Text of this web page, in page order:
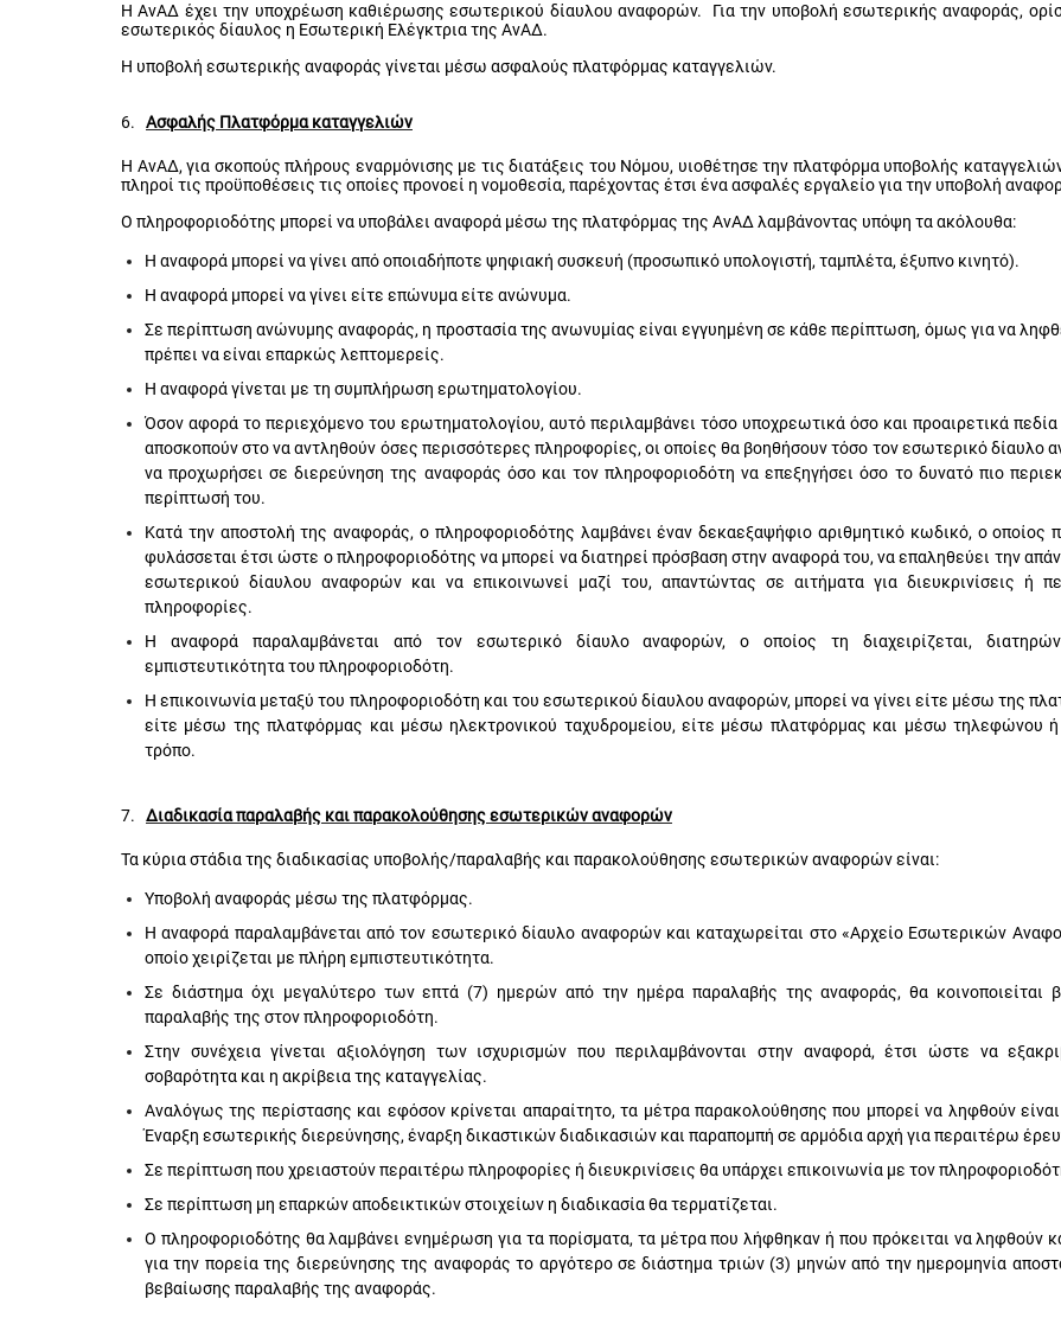
Η ΑνΑΔ έχει την υποχρέωση καθιέρωσης εσωτερικού δίαυλου αναφορών. Για την υποβολή εσωτερικής αναφοράς,
εσωτερικός δίαυλος η Εσωτερική Ελέγκτρια της ΑνΑΔ.
Η υποβολή εσωτερικής αναφοράς γίνεται μέσω ασφαλούς πλατφόρμας καταγγελιών.
6. Ασφαλής Πλατφόρμα καταγγελιών
Η ΑνΑΔ, για σκοπούς πλήρους εναρμόνισης με τις διατάξεις του Νόμου, υιοθέτησε την πλατφόρμα υποβολής
πληροί τις προϋποθέσεις τις οποίες προνοεί η νομοθεσία, παρέχοντας έτσι ένα ασφαλές εργαλείο για την υποβολή
Ο πληροφοριοδότης μπορεί να υποβάλει αναφορά μέσω της πλατφόρμας της ΑνΑΔ λαμβάνοντας υπόψη τα ακόλουθα:
Η αναφορά μπορεί να γίνει από οποιαδήποτε ψηφιακή συσκευή (προσωπικό υπολογιστή, ταμπλέτα, έξυπνο κινητό).
Η αναφορά μπορεί να γίνει είτε επώνυμα είτε ανώνυμα.
Σε περίπτωση ανώνυμης αναφοράς, η προστασία της ανωνυμίας είναι εγγυημένη σε κάθε περίπτωση, όμως για να
πρέπει να είναι επαρκώς λεπτομερείς.
Η αναφορά γίνεται με τη συμπλήρωση ερωτηματολογίου.
Όσον αφορά το περιεχόμενο του ερωτηματολογίου, αυτό περιλαμβάνει τόσο υποχρεωτικά όσο και προαιρετικά πεδία
αποσκοπούν στο να αντληθούν όσες περισσότερες πληροφορίες, οι οποίες θα βοηθήσουν τόσο τον εσωτερικό δίαυλο
να προχωρήσει σε διερεύνηση της αναφοράς όσο και τον πληροφοριοδότη να επεξηγήσει όσο το δυνατό πιο
περίπτωσή του.
Κατά την αποστολή της αναφοράς, ο πληροφοριοδότης λαμβάνει έναν δεκαεξαψήφιο αριθμητικό κωδικό, ο οποίος
φυλάσσεται έτσι ώστε ο πληροφοριοδότης να μπορεί να διατηρεί πρόσβαση στην αναφορά του, να επαληθεύει την
εσωτερικού δίαυλου αναφορών και να επικοινωνεί μαζί του, απαντώντας σε αιτήματα για διευκρινίσεις ή
πληροφορίες.
Η αναφορά παραλαμβάνεται από τον εσωτερικό δίαυλο αναφορών, ο οποίος τη διαχειρίζεται,
εμπιστευτικότητα του πληροφοριοδότη.
Η επικοινωνία μεταξύ του πληροφοριοδότη και του εσωτερικού δίαυλου αναφορών, μπορεί να γίνει είτε μέσω της
είτε μέσω της πλατφόρμας και μέσω ηλεκτρονικού ταχυδρομείου, είτε μέσω πλατφόρμας και μέσω τηλεφώνου
τρόπο.
7. Διαδικασία παραλαβής και παρακολούθησης εσωτερικών αναφορών
Τα κύρια στάδια της διαδικασίας υποβολής/παραλαβής και παρακολούθησης εσωτερικών αναφορών είναι:
Υποβολή αναφοράς μέσω της πλατφόρμας.
Η αναφορά παραλαμβάνεται από τον εσωτερικό δίαυλο αναφορώνκαι καταχωρείται στο «Αρχείο Εσωτερικών
οποίο χειρίζεται με πλήρη εμπιστευτικότητα.
Σε διάστημα όχι μεγαλύτερο των επτά (7) ημερών από την ημέρα παραλαβής της αναφοράς, θα κοινοποιείται
παραλαβής της στον πληροφοριοδότη.
Στην συνέχεια γίνεται αξιολόγηση των ισχυρισμών που περιλαμβάνονται στην αναφορά, έτσι ώστε να
σοβαρότητα και η ακρίβεια της καταγγελίας.
Αναλόγως της περίστασης και εφόσον κρίνεται απαραίτητο, τα μέτρα παρακολούθησης που μπορεί να ληφθούν
Έναρξη εσωτερικής διερεύνησης, έναρξη δικαστικών διαδικασιών και παραπομπή σε αρμόδια αρχή για περαιτέρω
Σε περίπτωση που χρειαστούν περαιτέρω πληροφορίες ή διευκρινίσεις θα υπάρχει επικοινωνία με τον
Σε περίπτωση μη επαρκών αποδεικτικών στοιχείων η διαδικασία θα τερματίζεται.
Ο πληροφοριοδότης θα λαμβάνει ενημέρωση για τα πορίσματα, τα μέτρα που λήφθηκαν ή που πρόκειται να ληφθούν
για την πορεία της διερεύνησης της αναφοράς το αργότερο σε διάστημα τριών (3) μηνών από την ημερομηνία
βεβαίωσης παραλαβής της αναφοράς.